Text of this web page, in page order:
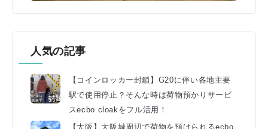
人気の記事
【コインロッカー封鎖】G20に伴い各地主要
駅で使用停止？そんな時は荷物預かりサービ
スecbo cloakをフル活用！
【大阪】大阪城周辺で荷物を預けられるecbo